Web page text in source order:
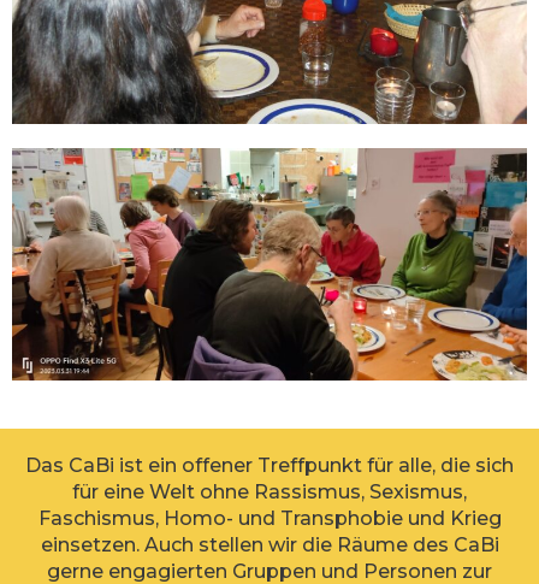
Das CaBi ist ein offener Treffpunkt für alle, die sich
für eine Welt ohne Rassismus, Sexismus,
Faschismus, Homo- und Transphobie und Krieg
einsetzen. Auch stellen wir die Räume des CaBi
gerne engagierten Gruppen und Personen zur